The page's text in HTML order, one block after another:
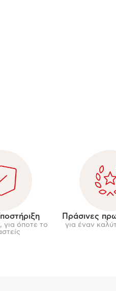
για όποτε το
Πράσινες
για έναν